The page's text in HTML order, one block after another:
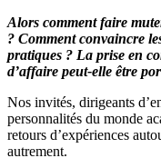
Alors comment faire
? Comment convaincre
pratiques ? La prise en
d’affaire peut-elle être
Nos invités, dirigeants
personnalités du monde
retours d’expériences
autrement.